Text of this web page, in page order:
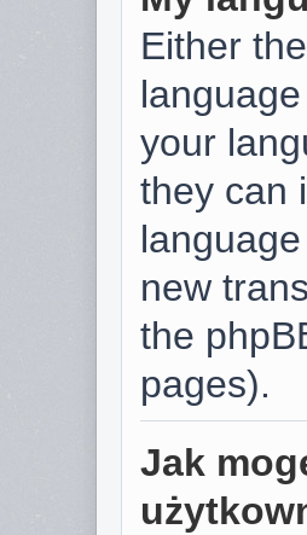
Either
your
they can
new
the
pages).
Jak